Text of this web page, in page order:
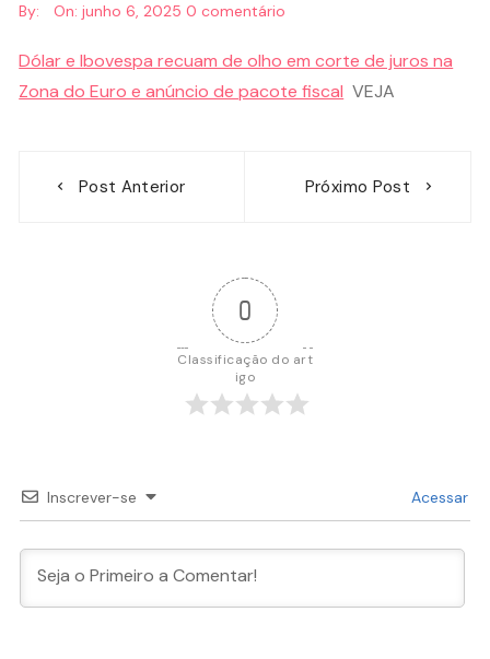
By: On:junho 6, 2025 0 comentário
Dólar e Ibovespa recuam de olho em corte de juros na
Zona do Euro e anúncio de pacote fiscal VEJA
Post Anterior Próximo Post
0
Classificação do art
igo
Inscrever-se Acessar